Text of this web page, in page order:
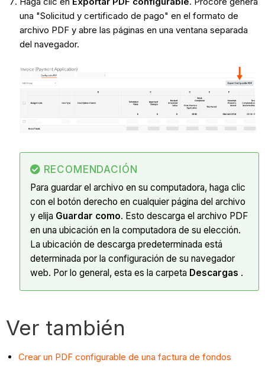
una "Solicitud y certificado de pago" en el formato de
archivo PDF y abre las páginas en una ventana separada
del navegador.
RECOMENDACIÓN
Para guardar el archivo en su computadora, haga clic
con el botón derecho en cualquier página del archivo
y elija Guardar como. Esto descarga el archivo PDF
en una ubicación en la computadora de su elección.
La ubicación de descarga predeterminada está
determinada por la configuración de su navegador
web. Por lo general, esta es la carpeta Descargas .
Ver también
Crear un PDF configurable de una factura de fondos